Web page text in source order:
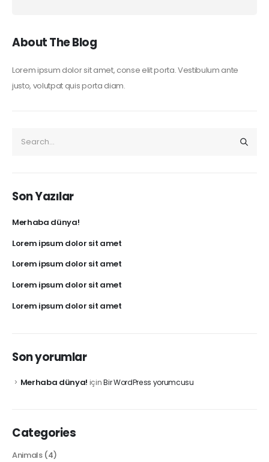
About The Blog
Lorem ipsum dolor sit amet, conse elit porta. Vestibulum ante
justo, volutpat quis porta diam.
Son Yazılar
Merhaba dünya!
Lorem ipsum dolor sit amet
Lorem ipsum dolor sit amet
Lorem ipsum dolor sit amet
Lorem ipsum dolor sit amet
Son yorumlar
Merhaba dünya! içinBir WordPress yorumcusu
Categories
Animals(4)